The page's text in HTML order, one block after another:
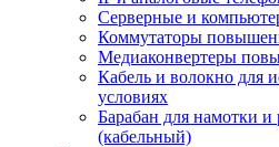
Серверные и
Коммутаторы
Медиаконвертеры
Кабель и волокно для
условиях
Барабан для намотки и
(кабельный)